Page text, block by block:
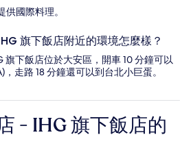
國際料理。
旗下飯店附近的環境怎麼樣？
旗下飯店位於大安區，開車 10 分鐘可以
走路 18 分鐘還可以到台北小巨蛋。
- IHG 旗下飯店的